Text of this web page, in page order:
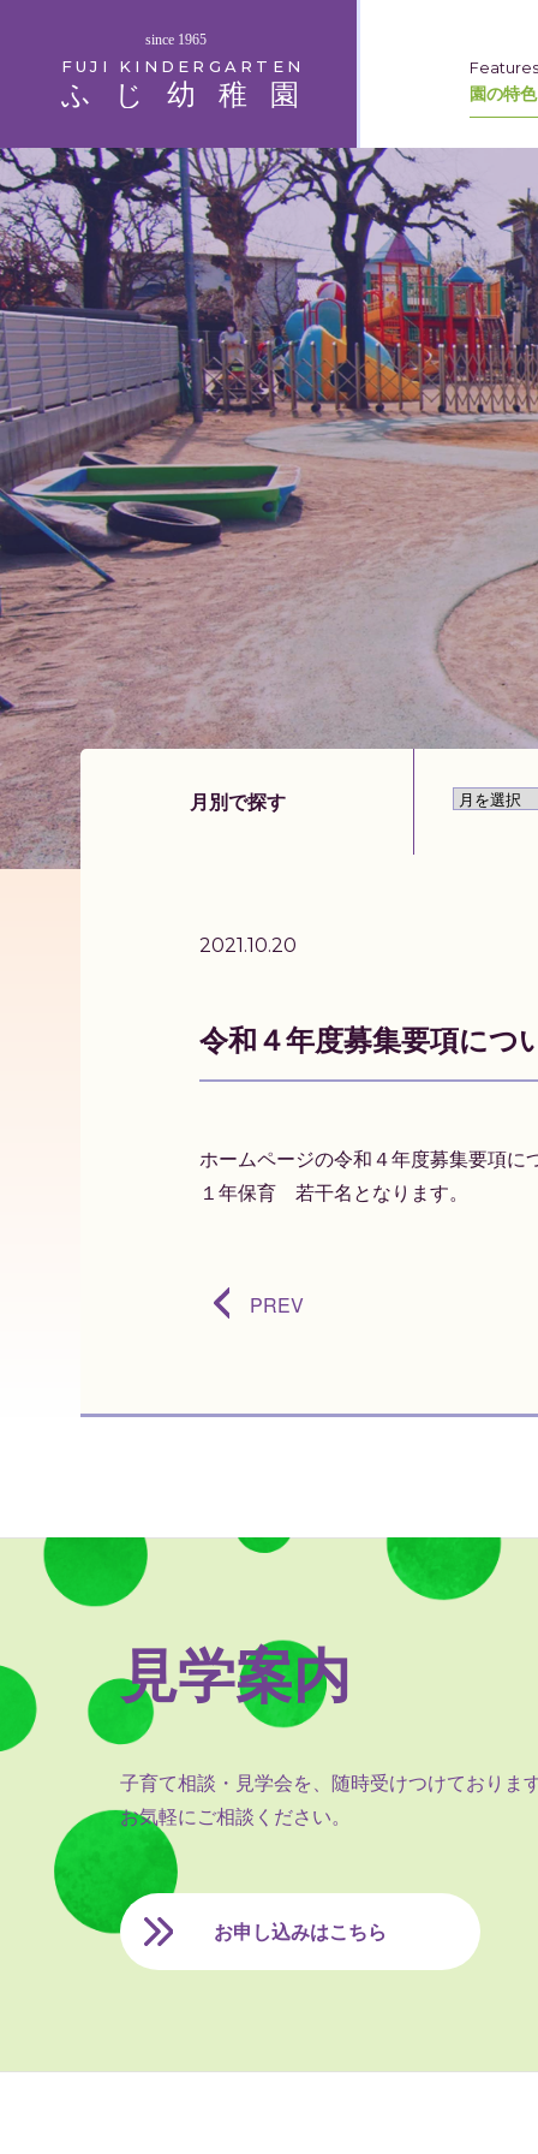
ふじ幼稚園
FUJI KINDERGARTEN
since 1965
園の特色
月別で探す
2021.10.20
令和４年度募集要項につ
ホームページの令和４年度募集要項
１年保育 若干名となります。
PREV
見学案内
子育て相談・見学会を、随時受けつけておりま
お気軽にご相談ください。
お申し込みはこちら